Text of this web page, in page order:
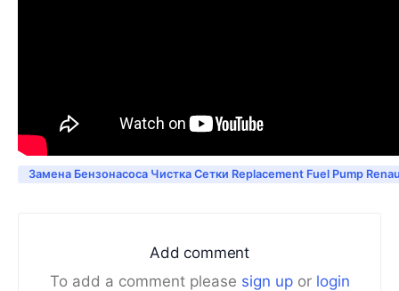
Замена Бензонасоса Чистка Сетки Replacement Fuel Pump
Add comment
To add a comment please sign upor login